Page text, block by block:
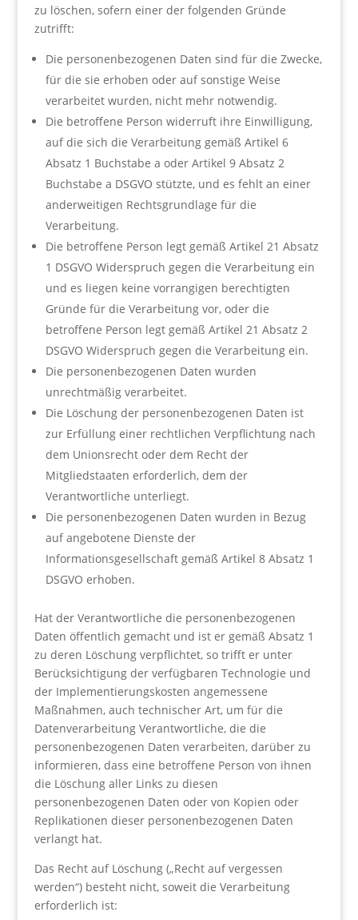
zu löschen, sofern einer der folgenden Gründe
zutrifft:
Die personenbezogenen Daten sind für die Zwecke,
für die sie erhoben oder auf sonstige Weise
verarbeitet wurden, nicht mehr notwendig.
Die betroffene Person widerruft ihre Einwilligung,
auf die sich die Verarbeitung gemäß Artikel 6
Absatz 1 Buchstabe a oder Artikel 9 Absatz 2
Buchstabe a DSGVO stützte, und es fehlt an einer
anderweitigen Rechtsgrundlage für die
Verarbeitung.
Die betroffene Person legt gemäß Artikel 21 Absatz
1 DSGVO Widerspruch gegen die Verarbeitung ein
und es liegen keine vorrangigen berechtigten
Gründe für die Verarbeitung vor, oder die
betroffene Person legt gemäß Artikel 21 Absatz 2
DSGVO Widerspruch gegen die Verarbeitung ein.
Die personenbezogenen Daten wurden
unrechtmäßig verarbeitet.
Die Löschung der personenbezogenen Daten ist
zur Erfüllung einer rechtlichen Verpflichtung nach
dem Unionsrecht oder dem Recht der
Mitgliedstaaten erforderlich, dem der
Verantwortliche unterliegt.
Die personenbezogenen Daten wurden in Bezug
auf angebotene Dienste der
Informationsgesellschaft gemäß Artikel 8 Absatz 1
DSGVO erhoben.
Hat der Verantwortliche die personenbezogenen
Daten öffentlich gemacht und ist er gemäß Absatz 1
zu deren Löschung verpflichtet, so trifft er unter
Berücksichtigung der verfügbaren Technologie und
der Implementierungskosten angemessene
Maßnahmen, auch technischer Art, um für die
Datenverarbeitung Verantwortliche, die die
personenbezogenen Daten verarbeiten, darüber zu
informieren, dass eine betroffene Person von ihnen
die Löschung aller Links zu diesen
personenbezogenen Daten oder von Kopien oder
Replikationen dieser personenbezogenen Daten
verlangt hat.
Das Recht auf Löschung („Recht auf vergessen
werden“) besteht nicht, soweit die Verarbeitung
erforderlich ist: